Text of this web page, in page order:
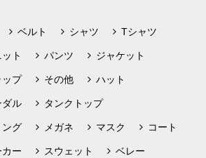
ベルト シャツ Tシャツ
ット パンツ ジャケット
ップ その他 ハット
ダル タンクトップ
ング メガネ マスク コート
ー スウェット ベレー